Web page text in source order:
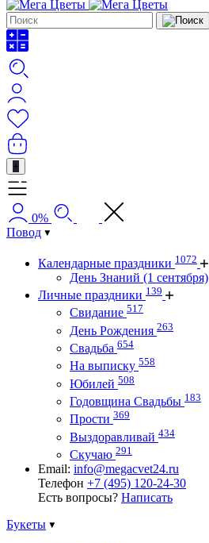
+
0%
Повод
Календарные праздники 1072
День Знаний (1 сентября)
Личные праздники 139
Свидание 517
День Рождения 263
Свадьба 654
На выписку 558
Юбилей 508
Годовщина Свадьбы 183
Прости 369
Выздоравливай 434
Скучаю 291
Email: info@megacvet24.ru
Телефон +7 (495) 120-24-30
Есть вопросы? Написать
Букеты